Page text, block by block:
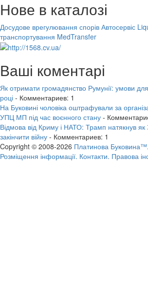
Нове в каталозі
Досудове врегулювання спорів Автосервіс
транспортування MedTransfer
Ваші коментарі
Як отримати громадянство Румунії: умови
році - Комментариев: 1
На Буковині чоловіка оштрафували за
УПЦ МП під час воєнного стану -
Відмова від Криму і НАТО: Трамп натякнув
закінчити війну - Комментариев: 1
Copyright © 2008-2026 Платинова Буковина™.
Розміщення інформації. Контакти. Правова